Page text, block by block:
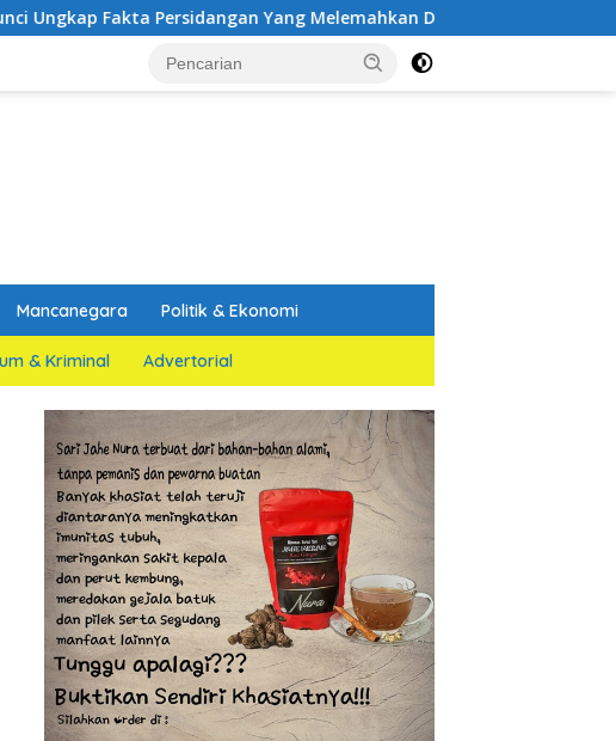
Persidangan Yang Melemahkan Dakwaan Jaksa Penuntut Umum
Mancanegara Politik & Ekonomi
& Kriminal Advertorial